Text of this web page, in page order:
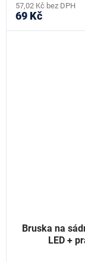
57,02 Kč bez DPH
69 Kč
Bruska na
LED +